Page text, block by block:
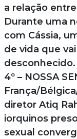
a relação
Durante uma
com Cássia,
de vida que
desconhecido.
4º – NOSSA
França/
diretor Atiq
iorquinos
sexual